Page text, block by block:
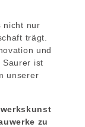
nicht nur
trägt.
und
Saurer ist
unserer
zu